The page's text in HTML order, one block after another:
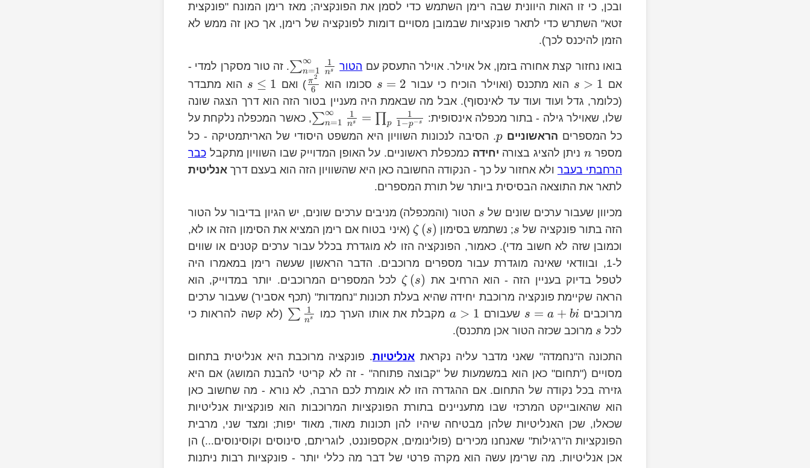
ובכן, כי זו האות היוונית שבה רימן השתמש כדי לסמן את הפונקציה; מאז רימן המונח "פונקצית
זטא" השתרש כדי לתאר פונקציות שבמובן מסויים דומות לפונקציה של רימן, אך כאן זה ממש לא
הזמן להיכנס לכך).
בואו נחזור קצת אחורה בזמן, אל אוילר. אוילר התעסק עם הטור
\sum_{n=1}^{\infty}\frac{1}
{n^{s}}
∑n=1
∞
ns
1
. זה טור מסקרן למדי -
אם
s>1 s > 1 הוא מתכנס (ואוילר הוכיח כי עבור
s=2
s = 2 סכומו הוא
\frac{\pi^{2}}
{6}
6
π2
) ואם s\le1
s ≤ 1
הוא מתבדר
(כלומר, גדל ועוד ועוד עד לאינסוף). אבל מה שבאמת היה מעניין בטור הזה הוא דרך הצגה שונה
שלו, שאוילר גילה - בתור מכפלה אינסופית:
\sum_{n=1}^{\infty}\frac{1}
{n^{s}}=\prod_{p}\frac{1}
{1-p^{-s}}
∑n=1
∞
ns
1 = ∏p 1−p−s
1
, כאשר המכפלה נלקחת על
כל המספרים הראשוניים p p. הסיבה לנכונות השוויון היא המשפט היסודי של האריתמטיקה - כל
מספר
n n ניתן להציג בצורה יחידה כמכפלת ראשוניים. על האופן המדוייק שבו השוויון מתקבל כבר
הרחבתי בעבר ולא אחזור על כך - הנקודה החשובה כאן היא שהשוויון הזה הוא בעצם דרך אנליטית
לתאר את התוצאה הבסיסית ביותר של תורת המספרים.
מכיוון שעבור ערכים שונים של s s הטור (והמכפלה) מניבים ערכים שונים, יש הגיון בדיבור על הטור
הזה בתור פונקציה של
s s; נשתמש בסימון
\zeta\left(s\right)
ζ (s)
(איני בטוח אם רימן המציא את הסימון הזה או לא,
וכמובן שזה לא חשוב מדי). כאמור, הפונקציה הזו לא מוגדרת בכלל עבור ערכים קטנים או שווים
ל-1, ובוודאי שאינה מוגדרת עבור מספרים מרוכבים. הדבר הראשון שעשה רימן במאמרו היה
לטפל בדיוק בעניין הזה - הוא הרחיב את
\zeta\left(s\right)
ζ (s)
לכל המספרים המרוכבים. יותר במדוייק, הוא
הראה שקיימת פונקציה מרוכבת יחידה שהיא בעלת תכונות "נחמדות" (תכף אסביר) שעבור ערכים
מרוכבים
s=a+bi s = a + bi שעבורם a>1 a > 1 מקבלת את אותו הערך כמו
\sum\frac{1}
{n^{s}}
∑ ns
1
(לא קשה להראות כי
לכל s מרוכב שכזה הטור אכן מתכנס).
התכונה ה"נחמדה" שאני מדבר עליה נקראת אנליטיות. פונקציה מרוכבת היא אנליטית בתחום
מסויים ("תחום" כאן הוא במשמעות של "קבוצה פתוחה" - זה לא קריטי להבנת המושג) אם היא
גזירה בכל נקודה של התחום. אם ההגדרה הזו לא אומרת לכם הרבה, לא נורא - מה שחשוב כאן
הוא שהאובייקט המרכזי שבו מתעניינים בתורת הפונקציות המרוכבות הוא פונקציות אנליטיות
שכאלו, שכן האנליטיות שלהן מבטיחה שיהיו להן תכונות מאוד, מאוד יפות; ומצד שני, מרבית
הפונקציות ה"רגילות" שאנחנו מכירים (פולינומים, אקספוננט, לוגריתם, סינוסים וקוסינוסים...) הן
אכן אנליטיות. מה שרימן עשה הוא מקרה פרטי של דבר מה כללי יותר - פונקציות רבות ניתנות